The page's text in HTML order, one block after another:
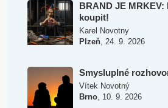
BRAND JE MRKEV:
koupit!
Karel Novotny
Plzeň, 24. 9. 2026
Smysluplné
Vítek Novotný
Brno, 10. 9. 2026